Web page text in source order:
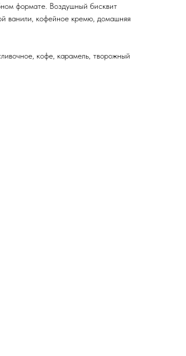
формате. Воздушный бисквит
ванили, кофейное кремю, домашняя
кофе, карамель, творожный